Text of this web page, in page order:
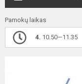
Pamokų laikas
4. 10.50—11.35